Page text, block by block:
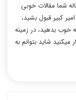
شما مقالات خوبی
کبیر قبول بشید،
خوب بدهید، در زمینه
میکنید شاید بتوانم به